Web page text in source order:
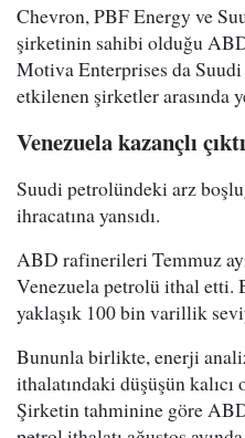
Chevron, PBF Energy ve
şirketinin sahibi olduğu
Motiva Enterprises da
etkilenen şirketler arasında
Venezuela kazançlı çıktı
Suudi petrolündeki arz
ihracatına yansıdı.
ABD rafinerileri Temmuz
Venezuela petrolü ithal etti.
yaklaşık 100 bin varillik
Bununla birlikte, enerji
ithalatındaki düşüşün
Şirketin tahminine göre